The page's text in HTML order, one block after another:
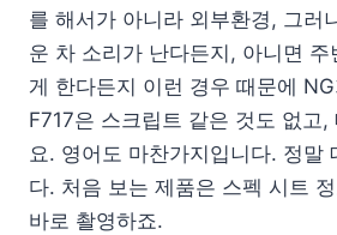
를 해서가 아니라 외부환경, 그러
운 차 소리가 난다든지, 아니면 주
게 한다든지 이런 경우 때문에
F717은 스크립트 같은 것도 없고,
요. 영어도 마찬가지입니다. 정말
다. 처음 보는 제품은 스펙 시트
바로 촬영하죠.